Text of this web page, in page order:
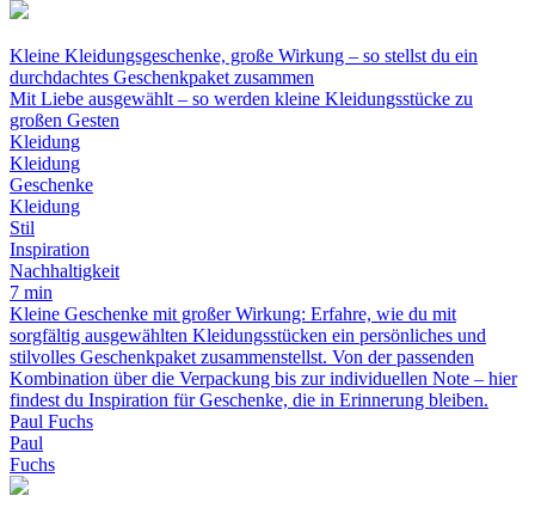
Kleine Kleidungsgeschenke, große Wirkung – so stellst du ein
durchdachtes Geschenkpaket zusammen
Mit Liebe ausgewählt – so werden kleine Kleidungsstücke zu
großen Gesten
Kleidung
Kleidung
Geschenke
Kleidung
Stil
Inspiration
Nachhaltigkeit
7 min
Kleine Geschenke mit großer Wirkung: Erfahre, wie du mit
sorgfältig ausgewählten Kleidungsstücken ein persönliches und
stilvolles Geschenkpaket zusammenstellst. Von der passenden
Kombination über die Verpackung bis zur individuellen Note – hier
findest du Inspiration für Geschenke, die in Erinnerung bleiben.
Paul Fuchs
Paul
Fuchs